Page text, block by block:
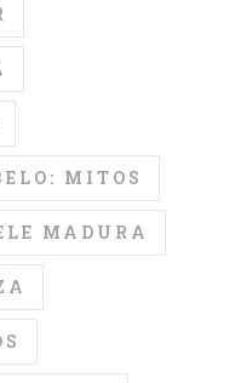
MITOS
MADURA